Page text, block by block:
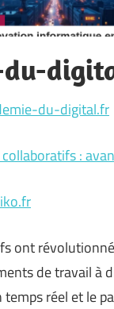
du-
du-digital.fr
:
ont
de travail à
temps réel et le